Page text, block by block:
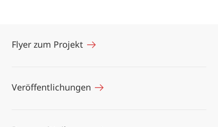
Flyer zum Projekt
Veröffentlichungen